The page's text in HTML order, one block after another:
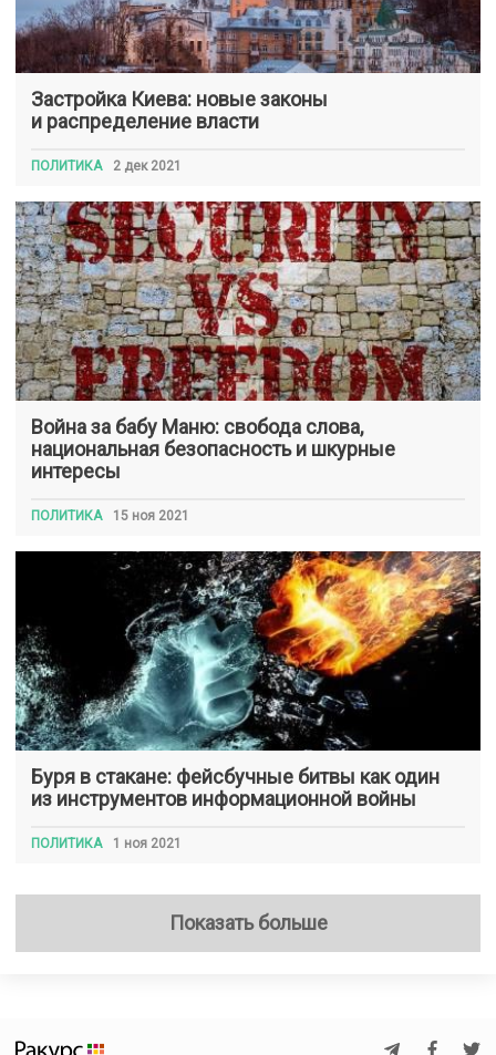
Застройка Киева: новые законы
и распределение власти
ПОЛИТИКА 2 дек 2021
Война за бабу Маню: свобода слова,
национальная безопасность и шкурные
интересы
ПОЛИТИКА 15 ноя 2021
Буря в стакане: фейсбучные битвы как один
из инструментов информационной войны
ПОЛИТИКА 1 ноя 2021
Показать больше